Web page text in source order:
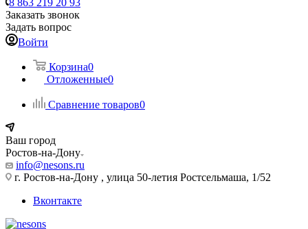
8 863 219 20 93
Заказать звонок
Задать вопрос
Войти
Корзина0
Отложенные0
Сравнение товаров0
Ваш город
Ростов-на-Дону
info@nesons.ru
г. Ростов-на-Дону , улица 50-летия Ростсельмаша, 1/52
Вконтакте